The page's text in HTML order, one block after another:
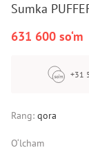
Sumka
631 600 so‘m
+31
Rang: qora
O‘lcham